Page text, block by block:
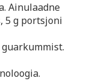
Ainulaadne
5 g portsjoni